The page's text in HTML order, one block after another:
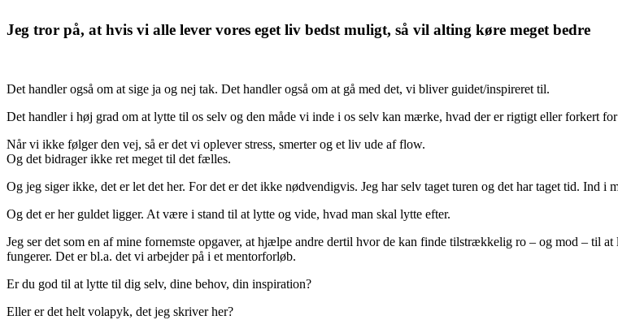
Jeg tror på, at hvis vi alle lever vores eget liv bedst muligt, så vil alting køre meget bedre
Det handler også om at sige ja og nej tak. Det handler også om at gå med det, vi bliver guidet/inspireret til.
Det handler i høj grad om at lytte til os selv og den måde vi inde i os selv kan mærke, hvad der er rigtigt eller forkert
Når vi ikke følger den vej, så er det vi oplever stress, smerter og et liv ude af flow.
Og det bidrager ikke ret meget til det fælles.
Og jeg siger ikke, det er let det her. For det er det ikke nødvendigvis. Jeg har selv taget turen og det har taget tid. Ind
Og det er her guldet ligger. At være i stand til at lytte og vide, hvad man skal lytte efter.
Jeg ser det som en af mine fornemste opgaver, at hjælpe andre dertil hvor de kan finde tilstrækkelig ro – og mod – til
fungerer. Det er bl.a. det vi arbejder på i et mentorforløb.
Er du god til at lytte til dig selv, dine behov, din inspiration?
Eller er det helt volapyk, det jeg skriver her?